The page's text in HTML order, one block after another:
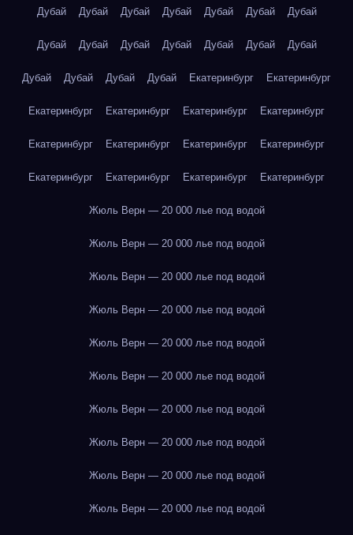
Дубай Дубай Дубай Дубай Дубай Дубай Дубай
Дубай Дубай Дубай Дубай Дубай Дубай Дубай
Дубай Дубай Дубай Дубай Екатеринбург Екатеринбург
Екатеринбург Екатеринбург Екатеринбург Екатеринбург
Екатеринбург Екатеринбург Екатеринбург Екатеринбург
Екатеринбург Екатеринбург Екатеринбург Екатеринбург
Жюль Верн — 20 000 лье под водой
Жюль Верн — 20 000 лье под водой
Жюль Верн — 20 000 лье под водой
Жюль Верн — 20 000 лье под водой
Жюль Верн — 20 000 лье под водой
Жюль Верн — 20 000 лье под водой
Жюль Верн — 20 000 лье под водой
Жюль Верн — 20 000 лье под водой
Жюль Верн — 20 000 лье под водой
Жюль Верн — 20 000 лье под водой